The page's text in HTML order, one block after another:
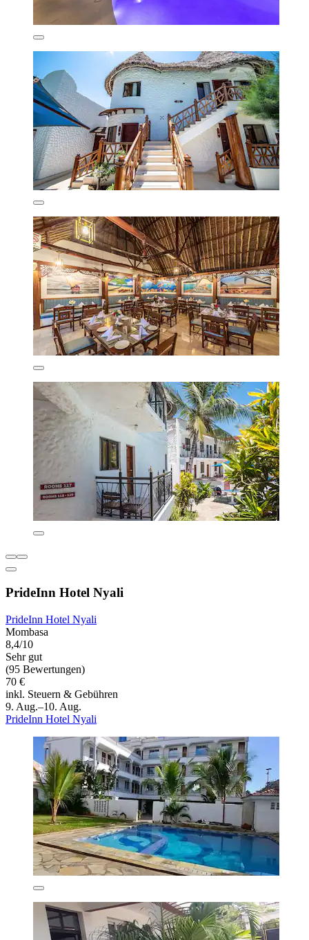
PrideInn Hotel Nyali
PrideInn Hotel Nyali
Mombasa
8,4/10
Sehr gut
(95 Bewertungen)
70 €
inkl. Steuern & Gebühren
9. Aug.–10. Aug.
PrideInn Hotel Nyali